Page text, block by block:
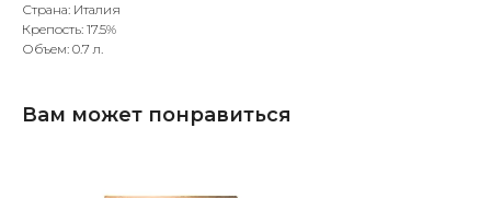
Страна: Италия
Крепость: 17.5%
Объем: 0.7 л.
Вам может понравиться